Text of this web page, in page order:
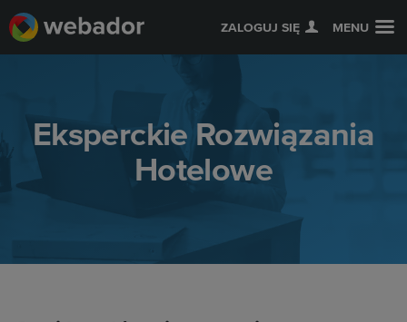
ZALOGUJ SIĘ MENU
Eksperckie Rozwiązania
Hotelowe